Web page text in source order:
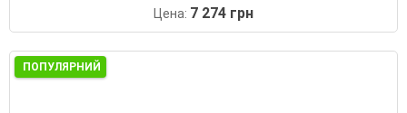
Цена: 7 274 грн
ПОПУЛЯРНИЙ